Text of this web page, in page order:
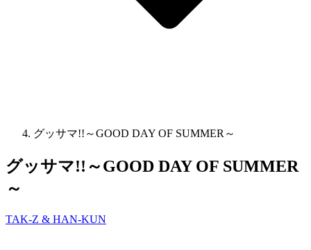
グッサマ!!～GOOD DAY OF SUMMER～
グッサマ!!～GOOD DAY OF SUMMER
～
TAK-Z & HAN-KUN